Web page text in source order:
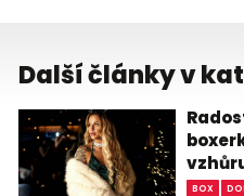
Další články v
BOX